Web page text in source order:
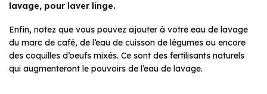
lavage, pour laver linge.
Enfin, notez que vous pouvez ajouter à votre eau de lavage
du marc de café, de l’eau de cuisson de légumes ou encore
des coquilles d’oeufs mixés. Ce sont des fertilisants naturels
qui augmenteront le pouvoirs de l’eau de lavage.